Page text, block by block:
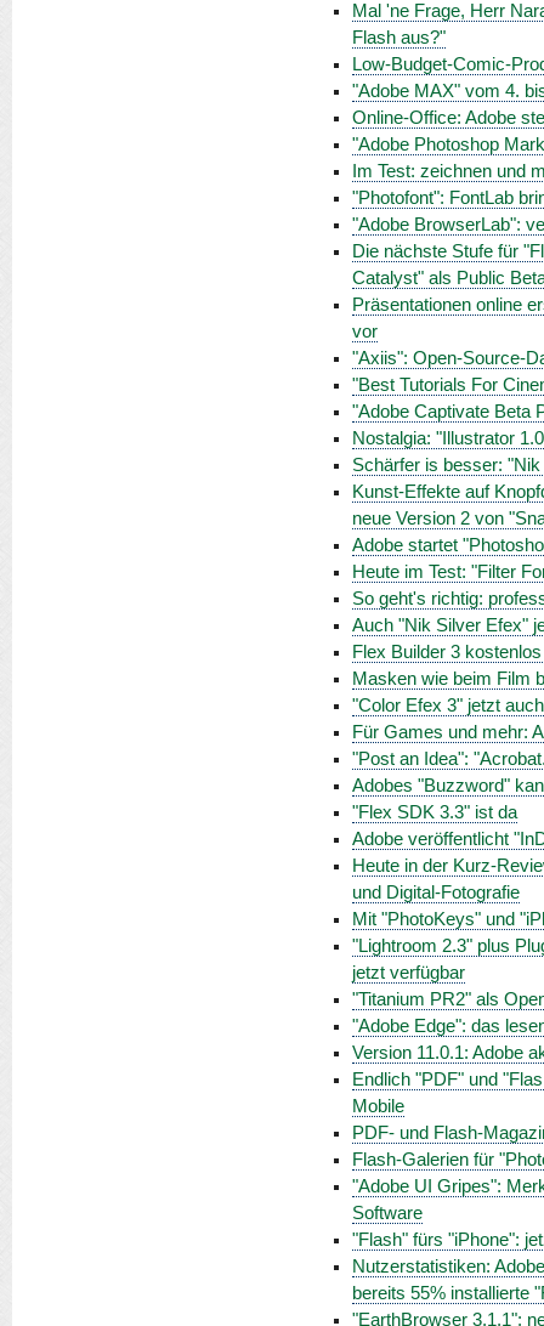
Mal 'ne Frage, Herr
Flash aus?"
Low-Budget-Comic-
"Adobe MAX" vom 4.
Online-Office: Adobe
"Adobe Photoshop
Im Test: zeichnen und
"Photofont": FontLab
"Adobe BrowserLab":
Die nächste Stufe für
Catalyst" als Public
Präsentationen online
vor
"Axiis": Open-Source-
"Best Tutorials For
"Adobe Captivate Beta
Nostalgia: "Illustrator
Schärfer is besser:
Kunst-Effekte auf
neue Version 2 von
Adobe startet
Heute im Test: "Filter
So geht's richtig:
Auch "Nik Silver Efex"
Flex Builder 3
Masken wie beim Film
"Color Efex 3" jetzt
Für Games und mehr:
"Post an Idea":
Adobes "Buzzword"
"Flex SDK 3.3" ist da
Adobe veröffentlicht
Heute in der Kurz-
und Digital-Fotografie
Mit "PhotoKeys" und
"Lightroom 2.3" plus
jetzt verfügbar
"Titanium PR2" als
"Adobe Edge": das
Version 11.0.1: Adobe
Endlich "PDF" und
Mobile
PDF- und Flash-
Flash-Galerien für
"Adobe UI Gripes":
Software
"Flash" fürs "iPhone":
Nutzerstatistiken:
bereits 55% installierte
"EarthBrowser 3.1.1":